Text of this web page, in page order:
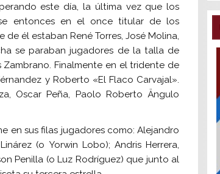
este día, la última vez que los
entonces en el once titular de los
él estaban René Torres, José Molina,
se paraban jugadores de la talla de
Zambrano. Finalmente en el tridente de
y Roberto «El Flaco Carvajal».
Oscar Peña, Paolo Roberto Ängulo
en sus filas jugadores como: Alejandro
(o Yorwin Lobo); Andris Herrera,
Penilla (o Luz Rodríguez) que junto al